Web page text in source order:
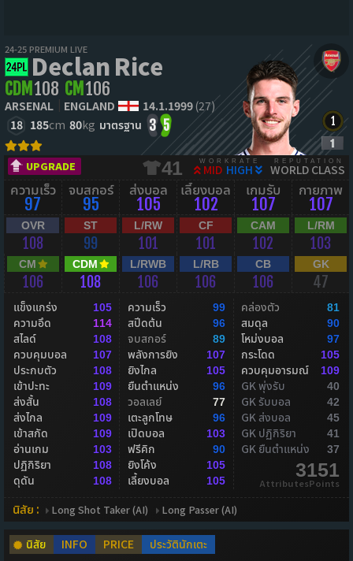
24-25 PREMIUM LIVE
Declan Rice
CDM 108 CM 106
ARSENAL ENGLAND 14.1.1999(27)
18 185cm 80kg มาตรฐาน 3 5
UPGRADE 41 WORKRATE
MID HIGH
REPUTATION
WORLD CLASS
ความเร็ว
97
จบสกอร์
95
ส่งบอล
105
เลี้ยงบอล
102
เกมรับ
107
กายภาพ
107
OVR
108
ST
99
L/RW
101
CF
101
CAM
102
L/RM
103
CM
106
CDM
108
L/RWB
106
L/RB
106
CB
106
GK
47
แข็งแกร่ง 105
ความอึด 114
สไลด์ 108
ควบคุมบอล 107
ประกบตัว 108
เข้าปะทะ 109
ส่งสั้น 108
ส่งไกล 109
เข้าสกัด 109
อ่านเกม 103
ปฏิกิริยา 108
ดุดัน 108
ความเร็ว 99
สปีดต้น 96
จบสกอร์ 89
พลังการยิง 107
ยิงไกล 105
ยืนตำแหน่ง 96
วอลเลย์ 77
เตะลูกโทษ 96
เปิดบอล 103
ฟรีคิก 90
ยิงโค้ง 105
เลี้ยงบอล 105
คล่องตัว 81
สมดุล 90
โหม่งบอล 97
กระโดด 105
ควบคุมอารมณ์ 109
GK พุ่งรับ 40
GK รับบอล 42
GK ส่งบอล 45
GK ปฏิกิริยา 41
GK ยืนตำแหน่ง 37
3151
AttributesPoints
นิสัย : Long Shot Taker (AI) Long Passer (AI)
นิสัย INFO PRICE
ประวัตินักเตะ